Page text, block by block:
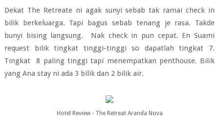
Dekat The Retreate ni agak sunyi sebab tak ramai check in
bilik berkeluarga. Tapi bagus sebab tenang je rasa. Takde
bunyi bising langsung. Nak check in pun cepat. En Suami
request bilik tingkat tinggi-tinggi so dapatlah tingkat 7.
Tingkat 8 paling tinggi tapi menempatkan penthouse. Bilik
yang Ana stay ni ada 3 bilik dan 2 bilik air.
Hotel Review - The Retreat Aranda Nova